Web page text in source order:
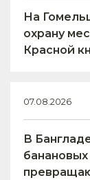
На
охрану
Красной
07.08.2026
В